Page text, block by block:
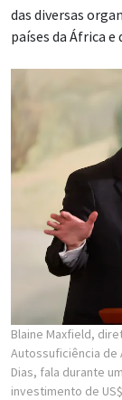
das diversas
países da África e
Blaine Maxfield,
Autossuficiência de
Dias, fala durante
investimento de